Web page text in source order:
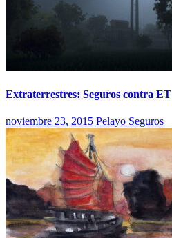
Extraterrestres: Seguros contra ET
noviembre 23, 2015 Pelayo Seguros